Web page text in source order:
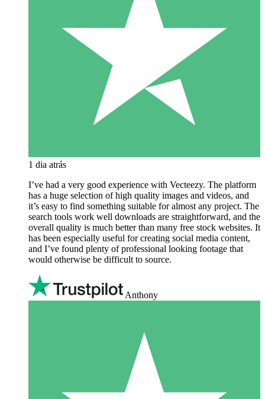
1 dia atrás
I’ve had a very good experience with Vecteezy. The platform
has a huge selection of high quality images and videos, and
it’s easy to find something suitable for almost any project. The
search tools work well downloads are straightforward, and the
overall quality is much better than many free stock websites. It
has been especially useful for creating social media content,
and I’ve found plenty of professional looking footage that
would otherwise be difficult to source.
Anthony